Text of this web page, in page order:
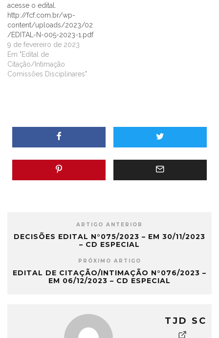
acesse o edital.
http://fcf.com.br/wp-
content/uploads/2023/02
/EDITAL-N-005-2023-1.pdf
9 de fevereiro de 2023
Em "Edital de
Citação/Intimação
Comissões Disciplinares"
ARTIGO ANTERIOR
DECISÕES EDITAL N°075/2023 – EM 30/11/2023
– CD ESPECIAL
PRÓXIMO ARTIGO
EDITAL DE CITAÇÃO/INTIMAÇÃO N°076/2023 –
EM 06/12/2023 – CD ESPECIAL
TJD SC